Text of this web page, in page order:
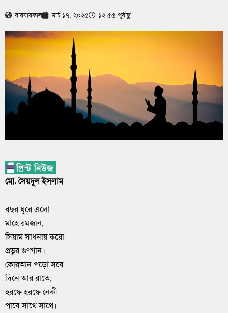
যায়যায়কাল মার্চ ১৭, ২০২৫ ১২:৫৫ পূর্বাহ্ণ
মো. সৈয়দুল ইসলাম
বছর ঘুরে এলো
মাহে রমজান,
সিয়াম সাধনায় করো
প্রভুর গুণগান।
কোরআন পড়ো সবে
দিনে আর রাতে,
হরফে হরফে নেকী
পাবে সাথে সাথে।